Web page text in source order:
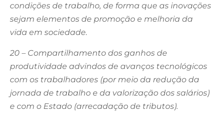
condições de trabalho, de forma que as inovações
sejam elementos de promoção e melhoria da
vida em sociedade.
20 – Compartilhamento dos ganhos de
produtividade advindos de avanços tecnológicos
com os trabalhadores (por meio da redução da
jornada de trabalho e da valorização dos salários)
e com o Estado (arrecadação de tributos).